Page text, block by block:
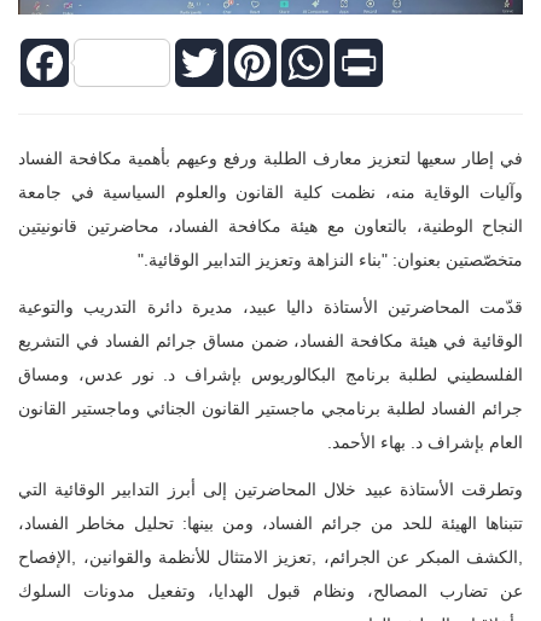
Facebook TwitterPinterestWhatsApp Print
في إطار سعيها لتعزيز معارف الطلبة ورفع وعيهم بأهمية مكافحة الفساد
وآليات الوقاية منه، نظمت كلية القانون والعلوم السياسية في جامعة
النجاح الوطنية، بالتعاون مع هيئة مكافحة الفساد، محاضرتين قانونيتين
متخصّصتين بعنوان: "بناء النزاهة وتعزيز التدابير الوقائية ".
قدّمت المحاضرتين الأستاذة داليا عبيد، مديرة دائرة التدريب والتوعية
الوقائية في هيئة مكافحة الفساد، ضمن مساق جرائم الفساد في التشريع
الفلسطيني لطلبة برنامج البكالوريوس بإشراف د. نور عدس، ومساق
جرائم الفساد لطلبة برنامجي ماجستير القانون الجنائي وماجستير القانون
العام بإشراف د. بهاء الأحمد
وتطرقت الأستاذة عبيد خلال المحاضرتين إلى أبرز التدابير الوقائية التي
تتبناها الهيئة للحد من جرائم الفساد، ومن بينها: تحليل مخاطر الفساد،
الكشف المبكر عن الجرائم، تعزيز الامتثال للأنظمة والقوانين،
الإفصاح
عن تضارب المصالح، ونظام قبول الهدايا، وتفعيل مدونات السلوك